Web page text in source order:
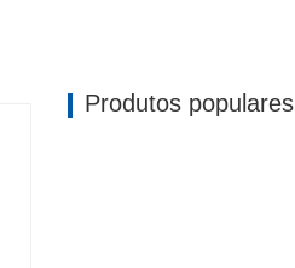
Produtos populares